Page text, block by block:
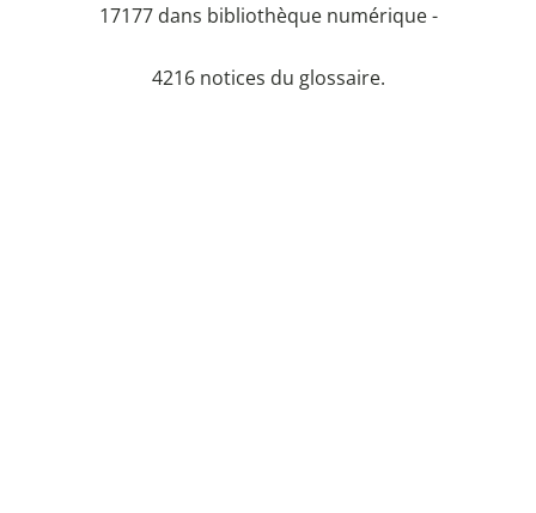
17177 dans bibliothèque numérique -
4216 notices du glossaire.